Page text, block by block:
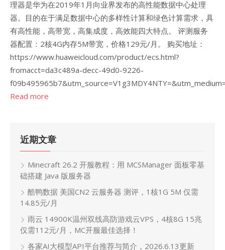
理器是华为在2019年1月向业界发布的高性能数据中心处理
器。目的在于满足数据中心的多样性计算和绿色计算需求，具
有高性能，高带宽，高集成度，高效能四大特点。 评测服务
器配置：2核4G内存5M带宽，价格129元/月。 购买地址：
https://www.huaweicloud.com/product/ecs.html?
fromacct=da3c489a-decc-49d0-9226-
Read more
近期文章
Minecraft 26.2 开服教程：用 MCSManager 面板零基
础搭建 Java 版服务器
酷鸭数据 美国CN2 云服务器 测评，1核1G 5M 仅需
14.85元/月
雨云 14900K温州双线高防游戏云VPS，4核8G 15兆
仅需112元/月，MC开服最佳选择！
各家AI大模型API平台推荐与简介，2026.6.13更新